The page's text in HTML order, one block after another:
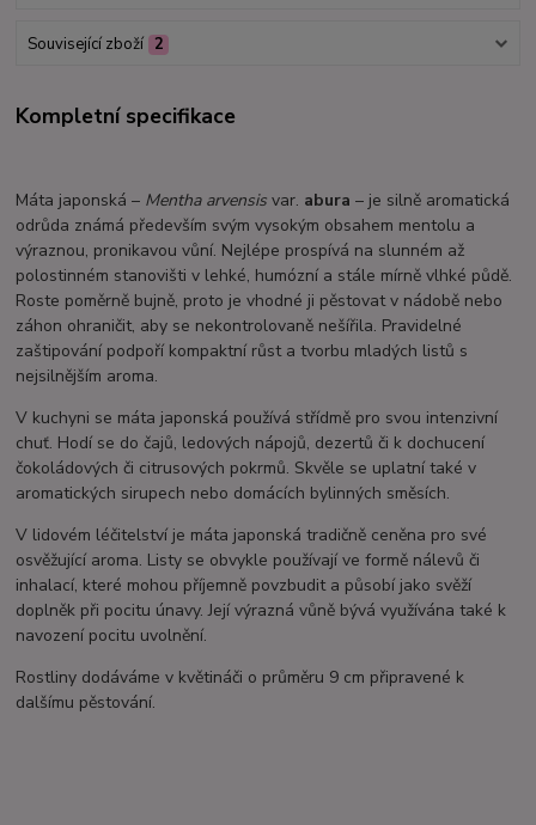
Související zboží 2
Kompletní specifikace
Máta japonská – Mentha arvensis var. abura – je silně aromatická
odrůda známá především svým vysokým obsahem mentolu a
výraznou, pronikavou vůní. Nejlépe prospívá na slunném až
polostinném stanovišti v lehké, humózní a stále mírně vlhké půdě.
Roste poměrně bujně, proto je vhodné ji pěstovat v nádobě nebo
záhon ohraničit, aby se nekontrolovaně nešířila. Pravidelné
zaštipování podpoří kompaktní růst a tvorbu mladých listů s
nejsilnějším aroma.
V kuchyni se máta japonská používá střídmě pro svou intenzivní
chuť. Hodí se do čajů, ledových nápojů, dezertů či k dochucení
čokoládových či citrusových pokrmů. Skvěle se uplatní také v
aromatických sirupech nebo domácích bylinných směsích.
V lidovém léčitelství je máta japonská tradičně ceněna pro své
osvěžující aroma. Listy se obvykle používají ve formě nálevů či
inhalací, které mohou příjemně povzbudit a působí jako svěží
doplněk při pocitu únavy. Její výrazná vůně bývá využívána také k
navození pocitu uvolnění.
Rostliny dodáváme v květináči o průměru 9 cm připravené k
dalšímu pěstování.